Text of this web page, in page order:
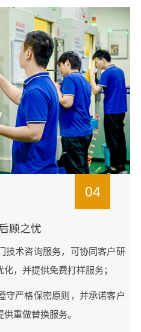
04
顾之忧
技术咨询服务，可协同客户研
，并提供免费打样服务；
守严格保密原则，并承诺客户
重做替换服务。